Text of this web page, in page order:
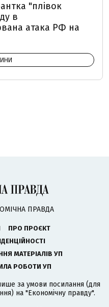
"плівок
в
атака РФ на
ПРАВДА
ПРО ПРОЄКТ
МАТЕРІАЛІВ УП
РОБОТИ УП
за умови посилання (для
на "Економічну правду".